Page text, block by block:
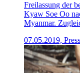
Freilassung der
Kyaw Soe Oo
Myanmar.
07.05.2019,